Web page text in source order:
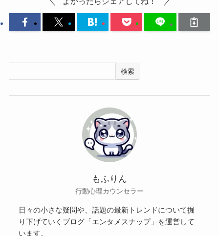
検索
もふりん
行動心理カウンセラー
日々の小さな疑問や、話題の最新トレンドについて掘
り下げていくブログ「エンタメスナップ」を運営して
います。